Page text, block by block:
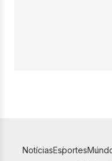
NotíciasEsportes